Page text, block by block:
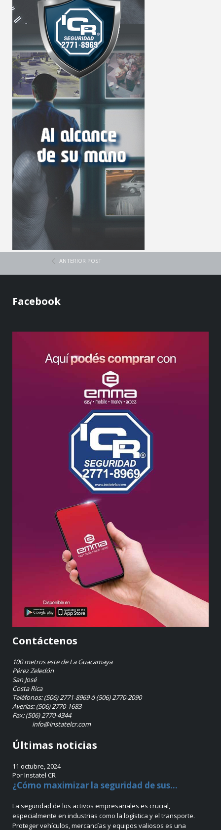
ANTERIOR POST
Facebook
Contáctenos
100 metros este de La Guacamaya
Pérez Zeledón
San José
Costa Rica
Teléfonos: (506) 2771-8969 ó (506) 2770-2090
Averías: (506) 2770-1683
Fax: (506) 2770-4344
info@instatelcr.com
Últimas noticias
11 octubre, 2024
Por Instatel CR
¿Cómo maximizar la seguridad de sus...
La seguridad de los activos empresariales es crucial,
especialmente en industrias como la logística y el transporte.
Proteger vehículos, mercancías y equipos valiosos es una